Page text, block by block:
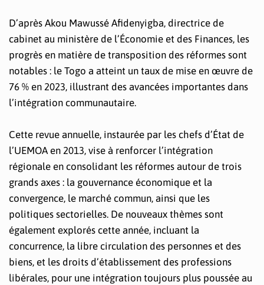
D’après Akou Mawussé Afidenyigba, directrice de
cabinet au ministère de l’Économie et des Finances, les
progrès en matière de transposition des réformes sont
notables : le Togo a atteint un taux de mise en œuvre de
76 % en 2023, illustrant des avancées importantes dans
l’intégration communautaire.
Cette revue annuelle, instaurée par les chefs d’État de
l’UEMOA en 2013, vise à renforcer l’intégration
régionale en consolidant les réformes autour de trois
grands axes : la gouvernance économique et la
convergence, le marché commun, ainsi que les
politiques sectorielles. De nouveaux thèmes sont
également explorés cette année, incluant la
concurrence, la libre circulation des personnes et des
biens, et les droits d’établissement des professions
libérales, pour une intégration toujours plus poussée au